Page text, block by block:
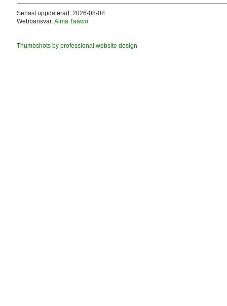
Senast uppdaterad: 2026-08-08
Webbansvar:Alma Taawo
Thumbshots by professional website design